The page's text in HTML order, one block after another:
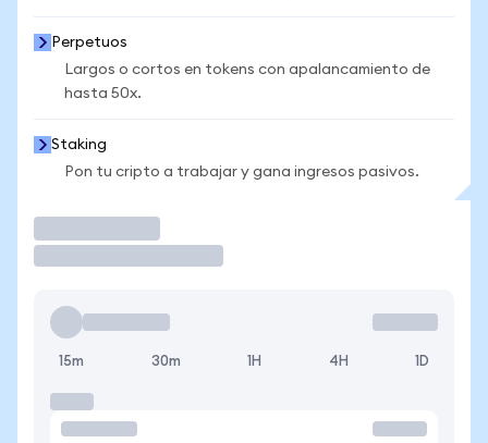
Perpetuos
Largos o cortos en tokens con apalancamiento de
hasta 50x.
Staking
Pon tu cripto a trabajar y gana ingresos pasivos.
15m 30m 1H 4H 1D